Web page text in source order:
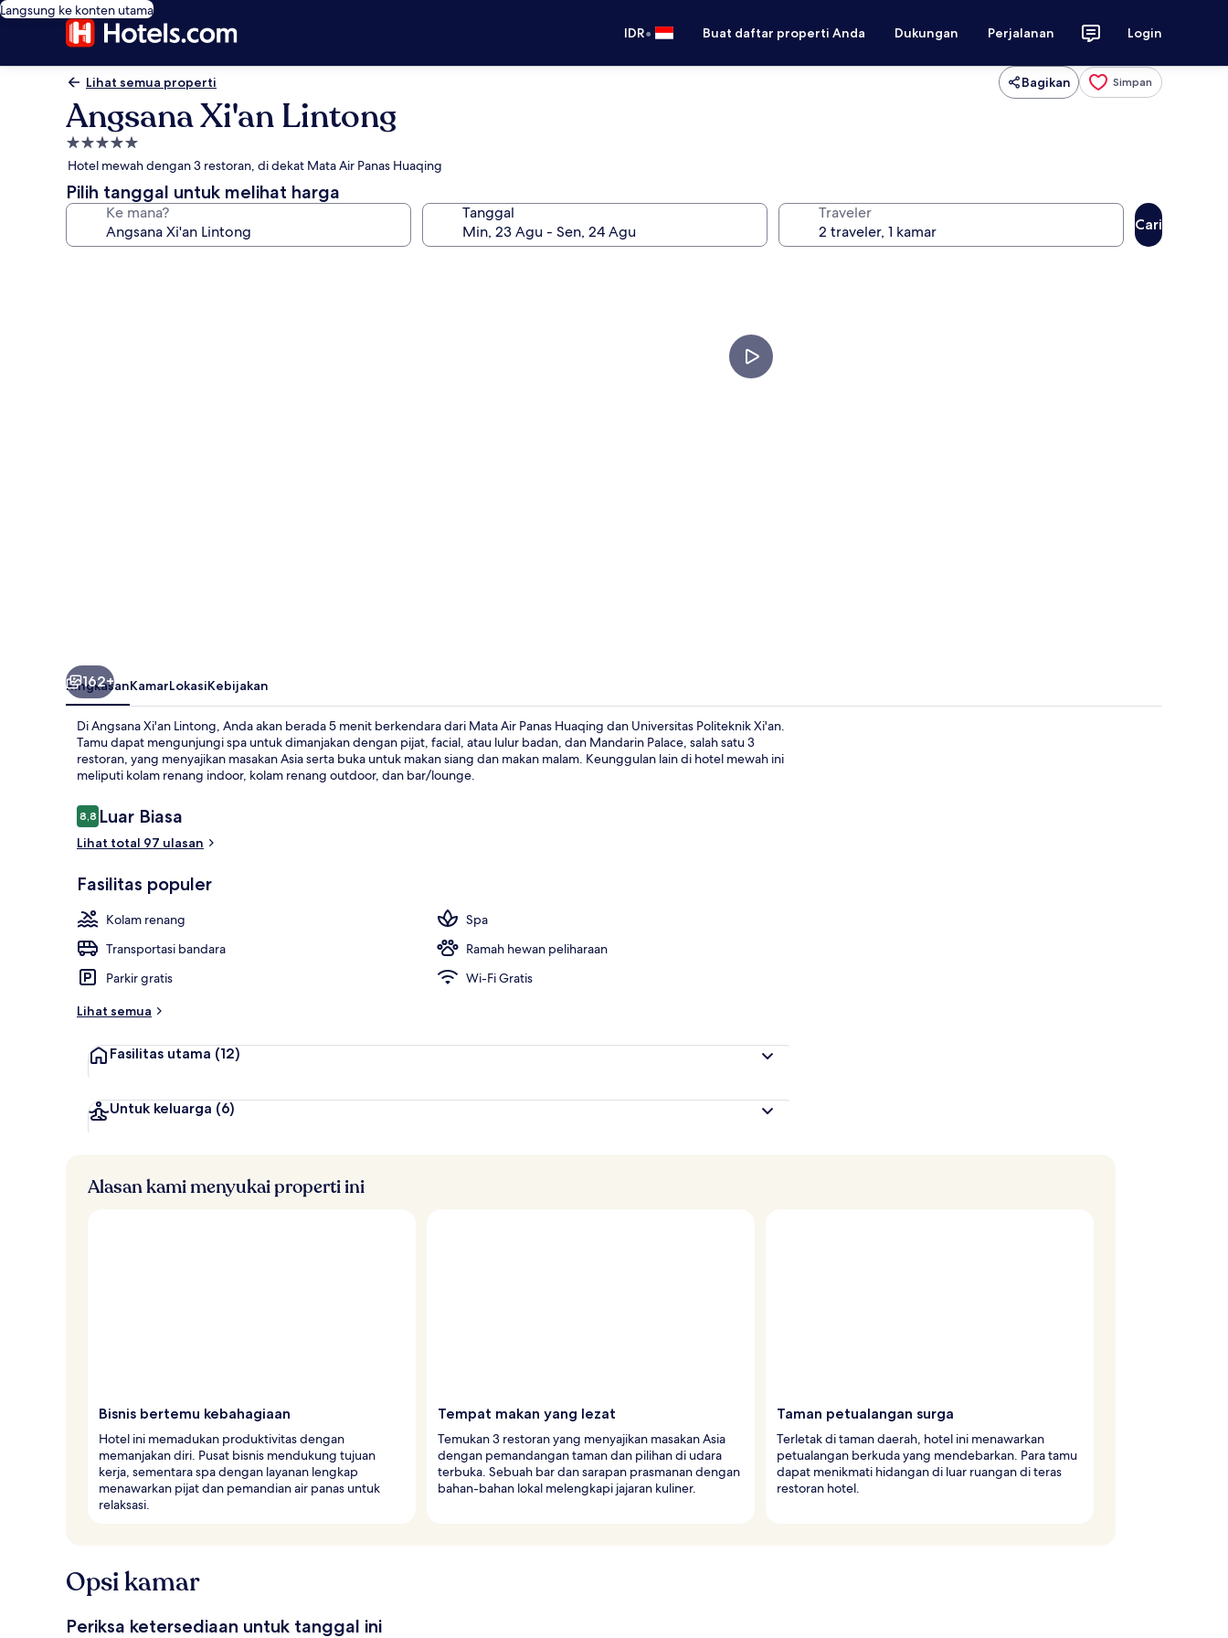
Langsung ke konten utama
IDR• Buat daftar properti Anda Dukungan Perjalanan Login
Lihat semua properti Bagikan Simpan
Angsana Xi'an Lintong
Properti
bintang
5.0
Hotel mewah dengan 3 restoran, di dekat Mata Air Panas Huaqing
Pilih tanggal untuk melihat harga
Ke mana? Tanggal Traveler
Cari
162+
RingkasanKamarLokasiKebijakan
Di Angsana Xi'an Lintong, Anda akan berada 5 menit berkendara dari Mata Air Panas Huaqing dan Universitas Politeknik Xi'an.
Tamu dapat mengunjungi spa untuk dimanjakan dengan pijat, facial, atau lulur badan, dan Mandarin Palace, salah satu 3
restoran, yang menyajikan masakan Asia serta buka untuk makan siang dan makan malam. Keunggulan lain di hotel mewah ini
meliputi kolam renang indoor, kolam renang outdoor, dan bar/lounge.
Ulasan
8,88,8 dari 10
Luar Biasa
Lihat total 97 ulasan
Fasilitas populer
Kolam renang
Spa
Transportasi bandara
Ramah hewan peliharaan
Parkir gratis
Wi-Fi Gratis
Lihat semua
Fasilitas utama (12)
Untuk keluarga (6)
Alasan kami menyukai properti ini
Bisnis bertemu kebahagiaan
Hotel ini memadukan produktivitas dengan
memanjakan diri. Pusat bisnis mendukung tujuan
kerja, sementara spa dengan layanan lengkap
menawarkan pijat dan pemandian air panas untuk
relaksasi.
Tempat makan yang lezat
Temukan 3 restoran yang menyajikan masakan Asia
dengan pemandangan taman dan pilihan di udara
terbuka. Sebuah bar dan sarapan prasmanan dengan
bahan-bahan lokal melengkapi jajaran kuliner.
Taman petualangan surga
Terletak di taman daerah, hotel ini menawarkan
petualangan berkuda yang mendebarkan. Para tamu
dapat menikmati hidangan di luar ruangan di teras
restoran hotel.
Opsi kamar
Periksa ketersediaan untuk tanggal ini